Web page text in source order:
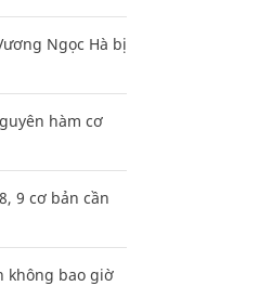
Ngọc Hà bị
hàm cơ
9 cơ bản cần
không bao giờ